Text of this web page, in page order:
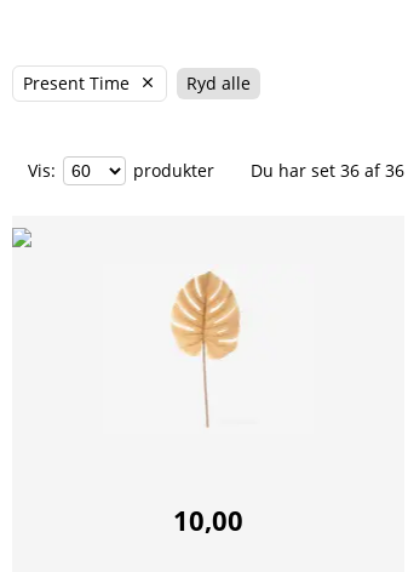
Present Time Ryd alle
Vis: produkter Du har set 36 af 36
10,00